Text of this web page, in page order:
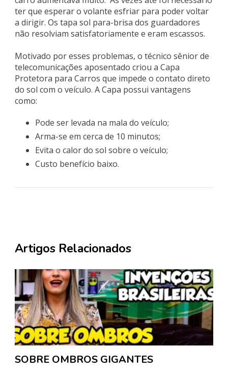
ter que esperar o volante esfriar para poder voltar
a dirigir. Os tapa sol para-brisa dos guardadores
não resolviam satisfatoriamente e eram escassos.
Motivado por esses problemas, o técnico sênior de
telecomunicações aposentado criou a Capa
Protetora para Carros que impede o contato direto
do sol com o veículo. A Capa possui vantagens
como:
Pode ser levada na mala do veículo;
Arma-se em cerca de 10 minutos;
Evita o calor do sol sobre o veículo;
Custo benefício baixo.
Artigos Relacionados
SOBRE OMBROS GIGANTES